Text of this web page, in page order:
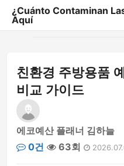
¿Cuánto Contaminan
Aquí
게시판
친환경 주방용품
비교 가이드
에코예산 플래너 김하늘
0건
63회